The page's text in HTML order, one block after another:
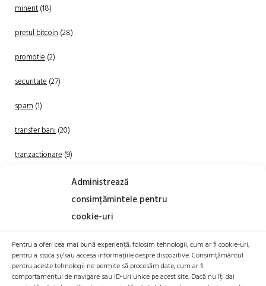
Administrează
consimțămintele pentru
cookie-uri
Pentru a oferi cea mai bună experiență, folosim tehnologii, cum ar fi cookie-uri,
pentru a stoca și/sau accesa informațiile despre dispozitive. Consimțământul
pentru aceste tehnologii ne permite să procesăm date, cum ar fi
comportamentul de navigare sau ID-uri unice pe acest site. Dacă nu îți dai
minerit(18)
pretul bitcoin(28)
promotie(2)
securitate(27)
spam(1)
transfer bani(20)
tranzactionare(9)
(20)
TRANZACTIONEAZA